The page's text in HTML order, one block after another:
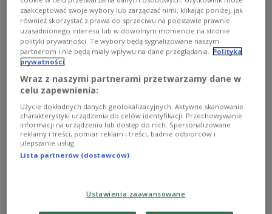
Der 2024 gestartete Schild Ost ist Teil von Polens umfassender Strategie,
die östlichen Verteidigungsanlagen angesichts zunehmender regionaler
Sicherheitsbedenken zu stärken.
Sztab Generalny WP/X
Zwei Depots seien bereits fertig, 12 weitere
befinden sich im Bau. Insgesamt seien mehr als
100 Materiallager geplant, jeweils eines in jeder
Grenzgemeinde entlang der östlichen und
nördlichen Grenze Polens. Die Depots sollen
Betonbarrieren, Stacheldraht sowie Ausrüstung
zum Bau vonSchützengräben
fünf Kilometer Verteidigungsanlagen ausgelegt.
zaakceptować swoje wybory lub zarządzać nimi, klikając poniżej, jak
również skorzystać z prawa do sprzeciwu na podstawie prawnie
uzasadnionego interesu lub w dowolnym momencie na stronie
polityki prywatności. Te wybory będą sygnalizowane naszym
partnerom i nie będą miały wpływu na dane przeglądania. Polityka
prywatności
Wraz z naszymi partnerami przetwarzamy dane w
celu zapewnienia:
Użycie dokładnych danych geolokalizacyjnych. Aktywne skanowanie
charakterystyki urządzenia do celów identyfikacji. Przechowywanie
informacji na urządzeniu lub dostęp do nich. Spersonalizowane
reklamy i treści, pomiar reklam i treści, badnie odbiorców i
ulepszanie usług.
Lista partnerów (dostawców)
Ustawienia zaawansowane